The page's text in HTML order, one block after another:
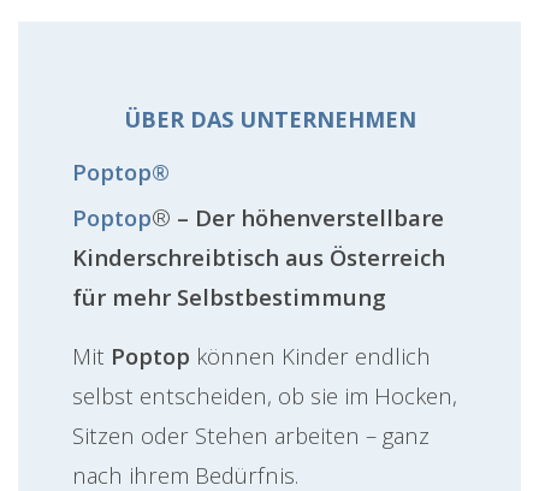
ÜBER DAS UNTERNEHMEN
Poptop®
Poptop® – Der höhenverstellbare
Kinderschreibtisch aus Österreich
für mehr Selbstbestimmung
Mit Poptop können Kinder endlich
selbst entscheiden, ob sie im Hocken,
Sitzen oder Stehen arbeiten – ganz
nach ihrem Bedürfnis.